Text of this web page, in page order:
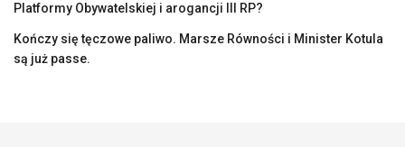
Platformy Obywatelskiej i arogancji III RP?
Kończy się tęczowe paliwo. Marsze Równości i Minister Kotula
są już passe.